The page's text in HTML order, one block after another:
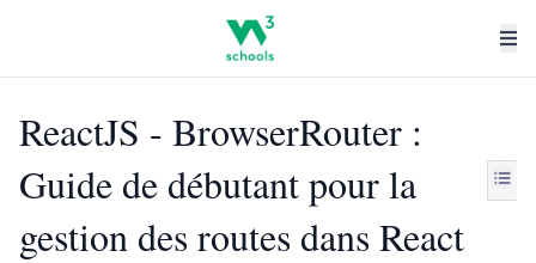
ReactJS - BrowserRouter :
Guide de débutant pour la
gestion des routes dans React